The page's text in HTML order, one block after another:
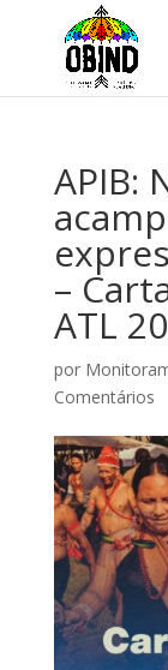
APIB:
–
ATL
por
Comentários